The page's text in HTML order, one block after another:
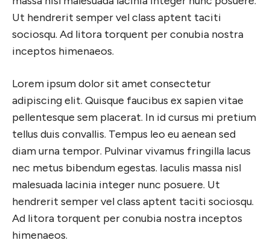
Ut hendrerit semper vel class aptent taciti
sociosqu. Ad litora torquent per conubia nostra
inceptos himenaeos.
Lorem ipsum dolor sit amet consectetur
adipiscing elit. Quisque faucibus ex sapien vitae
pellentesque sem placerat. In id cursus mi pretium
tellus duis convallis. Tempus leo eu aenean sed
diam urna tempor. Pulvinar vivamus fringilla lacus
nec metus bibendum egestas. Iaculis massa nisl
malesuada lacinia integer nunc posuere. Ut
hendrerit semper vel class aptent taciti sociosqu.
Ad litora torquent per conubia nostra inceptos
himenaeos.